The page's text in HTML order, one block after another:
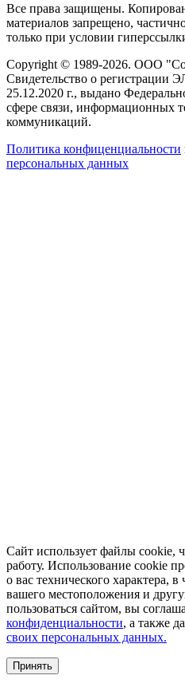
Все права защищены.
материалов запрещено,
только при условии
Copyright © 1989-2026. ООО
Свидетельство о регистрации
25.12.2020 г., выдано
сфере связи, информационных
коммуникаций.
Политика конфиценциальности
персональных данных
Сайт использует файлы cookie,
работу. Использование cookie
о вас технического характера,
вашего местоположения и
пользоваться сайтом, вы
конфиденциальности, а также
своих персональных данных.
Принять